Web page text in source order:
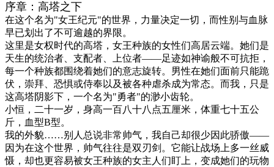
序章：高塔之下
在这个名为"女王纪元"的世界，力量决定一切，而性别与血脉
早已划出了不可逾越的界限。
这里是女权时代的高塔，女王种族的女性们高居云端。她们是
天生的统治者、支配者、上位者——足迹如神谕般不可抗拒，
每一个种族都围绕着她们的意志旋转。男性在她们面前只能跪
伏，崇拜、恐惧或侍奉以及被各种虐杀成为常态。而我，只是
这高塔阴影下，一个名为"勇者"的渺小齿轮。
小恒，二十一岁，身高一百八十八点五厘米，体重七十五公
斤，血型B型。
我的外貌……别人总说非常帅气，我自己却很少因此骄傲——
因为在这个世界，帅气往往是双刃剑。它能让战场上多一丝威
慑，却也更容易被女王种族的女主人们盯上，变成她们的玩物